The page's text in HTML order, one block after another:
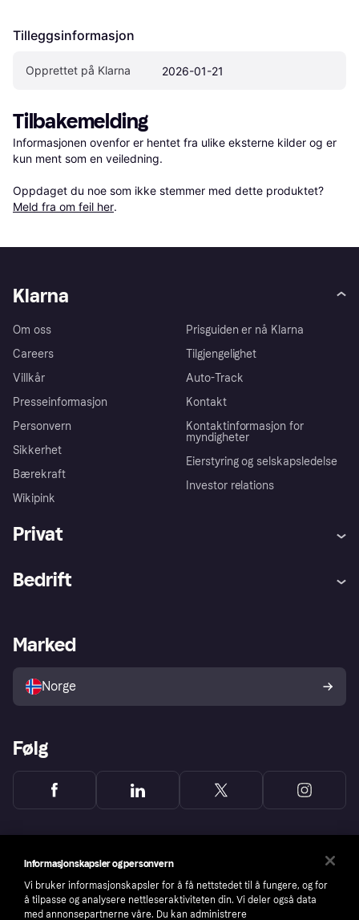
Tilleggsinformasjon
Opprettet på Klarna 2026-01-21
Tilbakemelding
Informasjonen ovenfor er hentet fra ulike eksterne kilder og er
kun ment som en veiledning.
Oppdaget du noe som ikke stemmer med dette produktet?
Meld fra om feil her.
Klarna
Om oss
Careers
Villkår
Presseinformasjon
Personvern
Sikkerhet
Bærekraft
Wikipink
Prisguiden er nå Klarna
Tilgjengelighet
Auto-Track
Kontakt
Kontaktinformasjon for
myndigheter
Eierstyring og selskapsledelse
Investor relations
Privat
Utforsk butikker
Bedrift
Merchant portal
Marked
Norge
Følg
Informasjonskapsler og personvern
Vi bruker informasjonskapsler for å få nettstedet til å fungere, og for
å tilpasse og analysere nettleseraktiviteten din. Vi deler også data
med annonsepartnerne våre. Du kan administrere